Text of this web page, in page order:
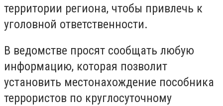
территории региона, чтобы привлечь к
уголовной ответственности.
В ведомстве просят сообщать любую
информацию, которая позволит
установить местонахождение пособника
террористов по круглосуточному